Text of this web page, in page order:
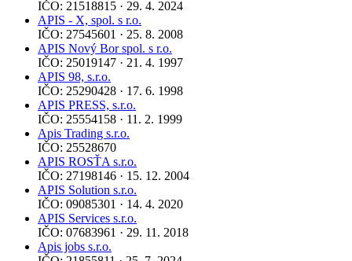
IČO: 21518815 · 29. 4. 2024
APIS - X, spol. s r.o.
IČO: 27545601 · 25. 8. 2008
APIS Nový Bor spol. s r.o.
IČO: 25019147 · 21. 4. 1997
APIS 98, s.r.o.
IČO: 25290428 · 17. 6. 1998
APIS PRESS, s.r.o.
IČO: 25554158 · 11. 2. 1999
Apis Trading s.r.o.
IČO: 25528670
APIS ROSŤA s.r.o.
IČO: 27198146 · 15. 12. 2004
APIS Solution s.r.o.
IČO: 09085301 · 14. 4. 2020
APIS Services s.r.o.
IČO: 07683961 · 29. 11. 2018
Apis jobs s.r.o.